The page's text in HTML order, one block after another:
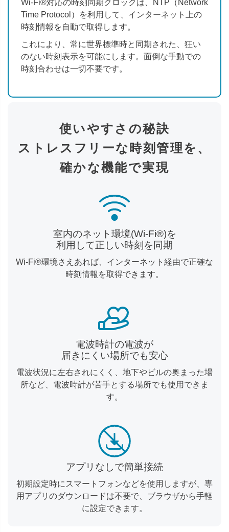
Wi-Fi®対応の時刻同期クロックは、NTP（Network
Time Protocol）を利用して、インターネット上の
時刻情報を自動で取得します。
これにより、常に世界標準時と同期された、狂い
のない時刻表示を可能にします。面倒な手動での
時刻合わせは一切不要です。
使いやすさの秘訣
ストレスフリーな時刻管理を、
確かな機能で実現
室内のネット環境(Wi-Fi®)を
利用して正しい時刻を同期
Wi-Fi®環境さえあれば、インターネット経由で正確な
時刻情報を取得できます。
電波時計の電波が
届きにくい場所でも安心
電波状況に左右されにくく、地下やビルの奥まった場
所など、電波時計が苦手とする場所でも使用できま
す。
アプリなしで簡単接続
初期設定時にスマートフォンなどを使用しますが、専
用アプリのダウンロードは不要で、ブラウザから手軽
に設定できます。